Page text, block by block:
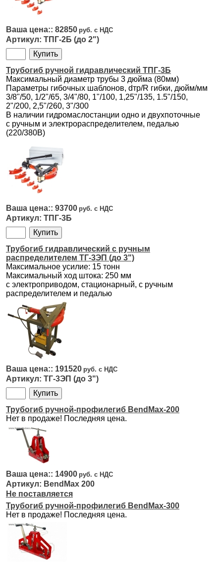
82850
ТПГ-2Б (до 2")
Трубогиб ручной гидравлический ТПГ-3Б
Максимальный диаметр трубы 3 дюйма (80мм)
Параметры гибочных шаблонов, dтр/R гибки, дюйм/мм
3/8"/50, 1/2"/65, 3/4"/80, 1"/100, 1,25"/135, 1.5"/150,
2"/200, 2,5"/260, 3"/300
В наличии гидромаслостанции одно и двухпоточные
с ручным и электрораспределителем, педалью
(220/380В)
93700
ТПГ-3Б
Трубогиб гидравлический с ручным
распределителем ТГ-3ЭП (до 3")
Максимальное усилие: 15 тонн
Максимальный ход штока: 250 мм
с электроприводом, стационарный, с ручным
распределителем и педалью
191520
ТГ-3ЭП (до 3")
Трубогиб ручной-профилегиб BendMax-200
Нет в продаже! Последняя цена.
14900
BendMax 200
Не поставляется
Трубогиб ручной-профилегиб BendMax-300
Нет в продаже! Последняя цена.